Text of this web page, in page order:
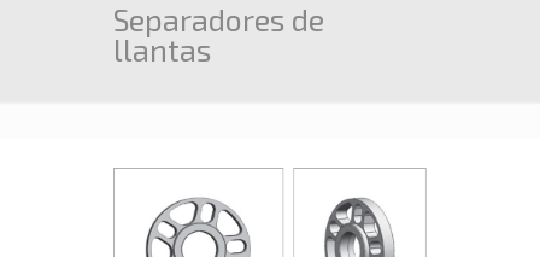
Separadores de
llantas